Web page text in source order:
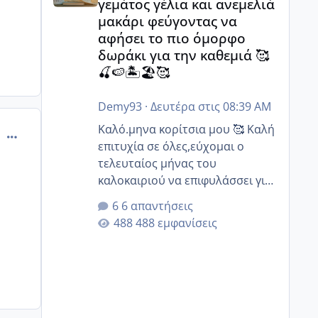
comment_841579
γεμάτος γέλια και ανεμελιά
μακάρι φεύγοντας να
αφήσει το πιο όμορφο
δωράκι για την καθεμιά 🥰
🍒🍉🏝️🏖️🥰
Demy93· Δευτέρα στις 08:39 AM
Καλό.μηνα κορίτσια μου 🥰 Καλή
επιτυχία σε όλες,εύχομαι ο
τελευταίος μήνας του
καλοκαιριού να επιφυλάσσει για
όλες σας την πιο όμορφη
έκπληξη 🧿 @Elk @Melikara86
@Παρασκευαιδου @Zenia z
6 απαντήσεις
488 εμφανίσεις